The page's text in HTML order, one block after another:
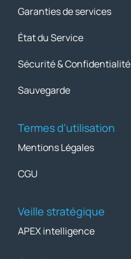
Garanties de services
État du Service
Sécurité & Confidentialité
Sauvegarde
Termes d'utilisation
Mentions Légales
CGU
Veille stratégique
APEX intelligence